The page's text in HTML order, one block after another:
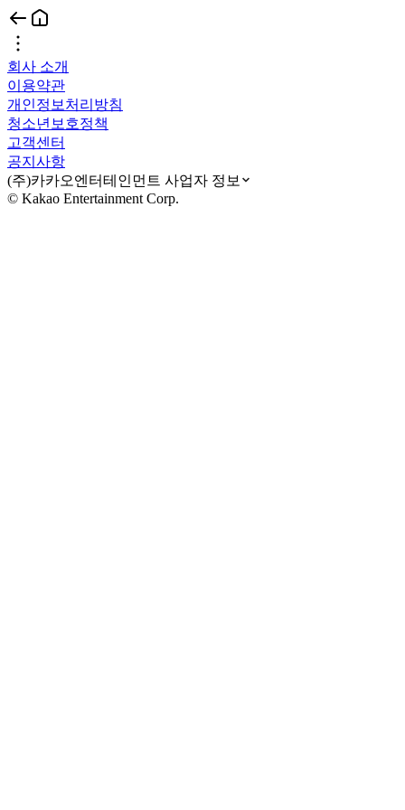
회사 소개
이용약관
개인정보처리방침
청소년보호정책
고객센터
공지사항
(주)카카오엔터테인먼트 사업자 정보
© Kakao Entertainment Corp.